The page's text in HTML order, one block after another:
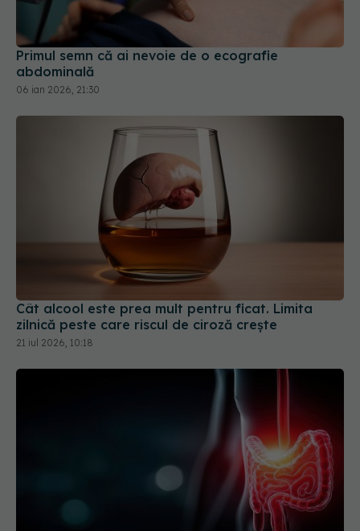
Primul semn că ai nevoie de o ecografie
abdominală
06 ian 2026, 21:30
Cât alcool este prea mult pentru ficat. Limita
zilnică peste care riscul de ciroză crește
21 iul 2026, 10:18